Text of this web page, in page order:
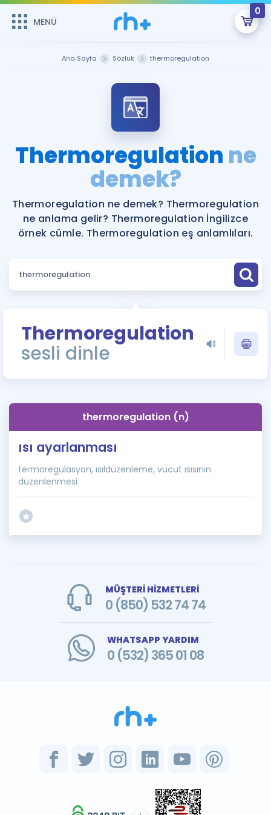
MENÜ
0
Şifremi Hatırlamıyorum
Sepetin Şu An Boş.
Remzi Hoca ile seni sınava hazırlayacak onlarca eğitim seni
bekliyor!
MENÜ
Katılımcı Görüşleri
Faydalı Araçlar
Ücretsiz Kaynaklar
Puan Hesaplama
ÖSYM Sınav Takvimi
Kampanyalar
İngilizce Gramer
Blog
İngilizce Gramer
Ana Sayfa Sözlük thermoregulation
Thermoregulation ne
demek?
Thermoregulation ne demek? Thermoregulation
ne anlama gelir? Thermoregulation İngilizce
örnek cümle. Thermoregulation eş anlamlıları.
Thermoregulation
sesli dinle
thermoregulation (n)
ısı ayarlanması
termoregülasyon, ısıldüzenleme, vücut ısısının
düzenlenmesi
MÜŞTERİ HİZMETLERİ
0 (850) 532 74 74
WHATSAPP YARDIM
0 (532) 365 01 08